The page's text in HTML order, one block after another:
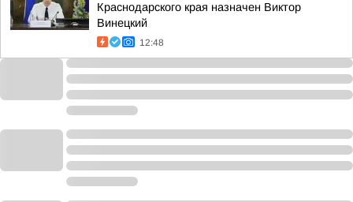
Краснодарского края назначен Виктор
Винецкий
12:48